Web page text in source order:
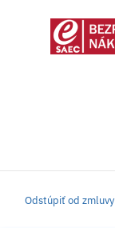
Odstúpiť od zmluvy